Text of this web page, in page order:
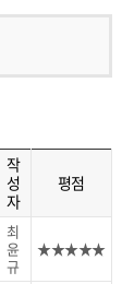
작
성
자
평점
최
윤
규
★★★★★